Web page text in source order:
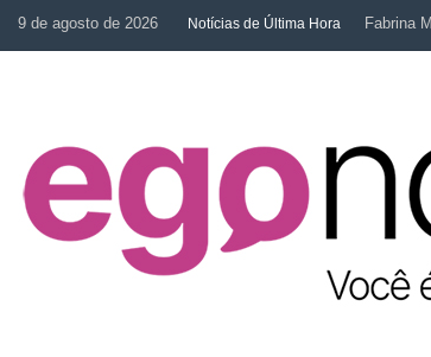
9 de agosto de 2026 Notícias de Última Hora Fabrina